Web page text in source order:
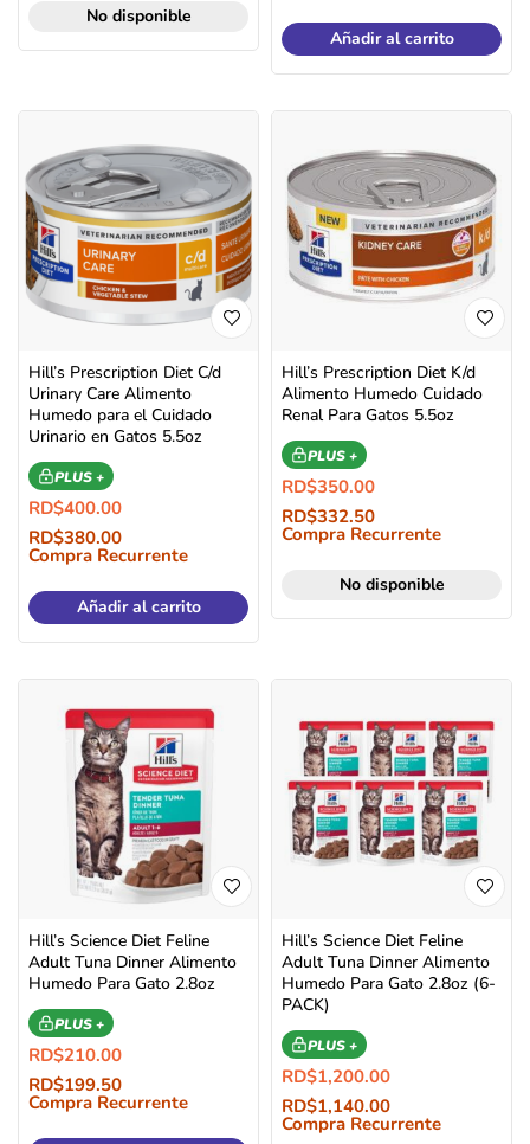
No disponible
Añadir al carrito
Hill’s Prescription Diet C/d
Urinary Care Alimento
Humedo para el Cuidado
Urinario en Gatos 5.5oz
PLUS +
RD$400.00
RD$380.00
Compra Recurrente
Añadir al carrito
Hill’s Prescription Diet K/d
Alimento Humedo Cuidado
Renal Para Gatos 5.5oz
PLUS +
RD$350.00
RD$332.50
Compra Recurrente
No disponible
Hill’s Science Diet Feline
Adult Tuna Dinner Alimento
Humedo Para Gato 2.8oz
PLUS +
RD$210.00
RD$199.50
Compra Recurrente
Hill’s Science Diet Feline
Adult Tuna Dinner Alimento
Humedo Para Gato 2.8oz (6-
PACK)
PLUS +
RD$1,200.00
RD$1,140.00
Compra Recurrente